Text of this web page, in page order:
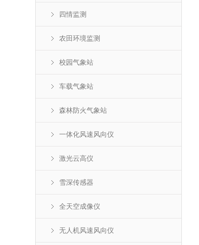
四情监测
农田环境监测
校园气象站
车载气象站
森林防火气象站
一体化风速风向仪
激光云高仪
雪深传感器
全天空成像仪
无人机风速风向仪